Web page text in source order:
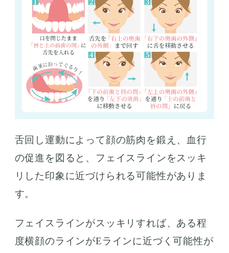
舌回し運動によって顔の筋肉を鍛え、血行
の促進を図ると、フェイスラインをスッキ
リした印象に近づけられる可能性がありま
す。
フェイスラインがスッキリすれば、ある程
度横顔のラインがEラインに近づく可能性が